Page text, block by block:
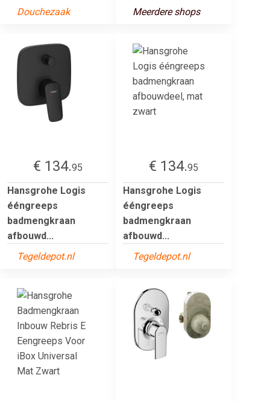
Douchezaak
Meerdere shops
€ 134.95
Hansgrohe Logis
ééngreeps
badmengkraan
afbouwd...
Tegeldepot.nl
€ 134.95
Hansgrohe Logis
ééngreeps
badmengkraan
afbouwd...
Tegeldepot.nl